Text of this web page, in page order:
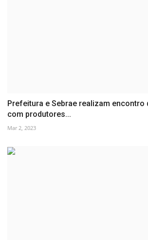
Prefeitura e Sebrae realizam
com produtores...
Mar 2, 2023